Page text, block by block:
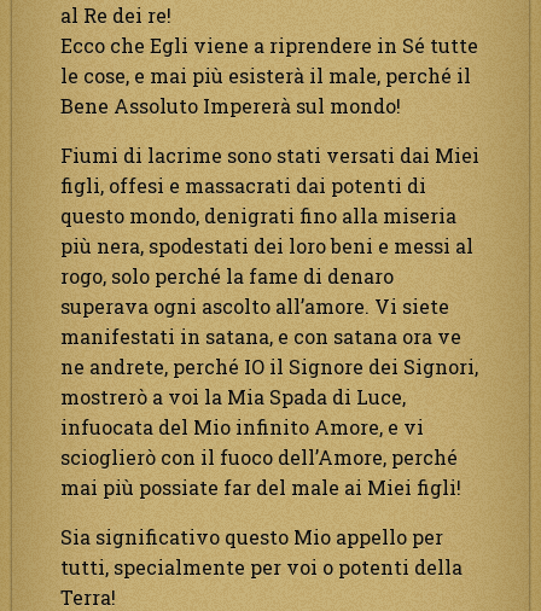
al Re dei re!
Ecco che Egli viene a riprendere in Sé tutte
le cose, e mai più esisterà il male, perché il
Bene Assoluto Impererà sul mondo!
Fiumi di lacrime sono stati versati dai Miei
figli, offesi e massacrati dai potenti di
questo mondo, denigrati fino alla miseria
più nera, spodestati dei loro beni e messi al
rogo, solo perché la fame di denaro
superava ogni ascolto all’amore. Vi siete
manifestati in satana, e con satana ora ve
ne andrete, perché IO il Signore dei Signori,
mostrerò a voi la Mia Spada di Luce,
infuocata del Mio infinito Amore, e vi
scioglierò con il fuoco dell’Amore, perché
mai più possiate far del male ai Miei figli!
Sia significativo questo Mio appello per
tutti, specialmente per voi o potenti della
Terra!